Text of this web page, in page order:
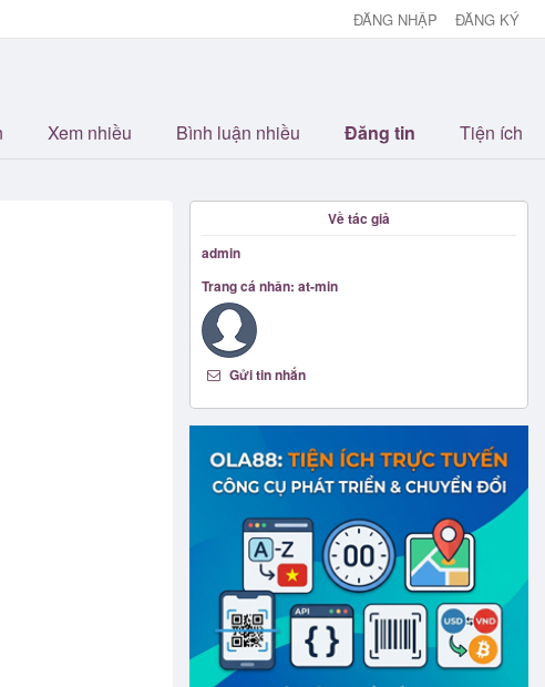
ĐĂNG NHẬP ĐĂNG KÝ
Xem nhiều Bình luận nhiều Đăng tin Tiện ích
Về tác giả
admin
Trang cá nhân: at-min
Gửi tin nhắn